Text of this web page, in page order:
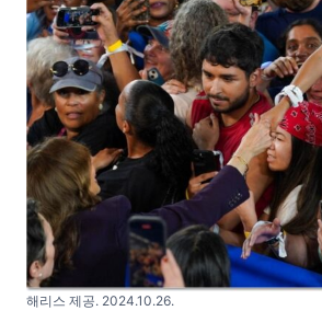
해리스 제공. 2024.10.26.